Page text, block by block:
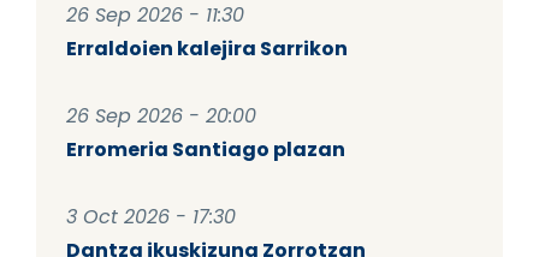
26 Sep 2026 - 11:30
Erraldoien kalejira Sarrikon
26 Sep 2026 - 20:00
Erromeria Santiago plazan
3 Oct 2026 - 17:30
Dantza ikuskizuna Zorrotzan